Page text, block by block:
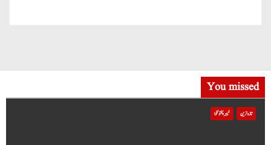
You missed
تازہ ترین خیبر پختونخوا